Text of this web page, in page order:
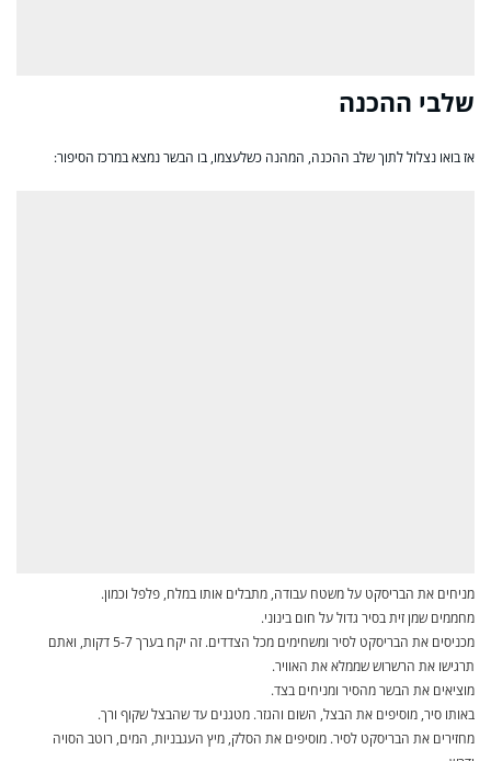
שלבי ההכנה
אז בואו נצלול לתוך שלב ההכנה, המהנה כשלעצמו, בו הבשר נמצא במרכז הסיפור:
מניחים את הבריסקט על משטח עבודה, מתבלים אותו במלח, פלפל וכמון.
מחממים שמן זית בסיר גדול על חום בינוני.
מכניסים את הבריסקט לסיר ומשחימים מכל הצדדים. זה יקח בערך 5-7 דקות, ואתם
תרגישו את הרשרוש שממלא את האוויר.
מוציאים את הבשר מהסיר ומניחים בצד.
באותו סיר, מוסיפים את הבצל, השום והגזר. מטגנים עד שהבצל שקוף ורך.
מחזירים את הבריסקט לסיר. מוסיפים את הסלק, מיץ העגבניות, המים, רוטב הסויה